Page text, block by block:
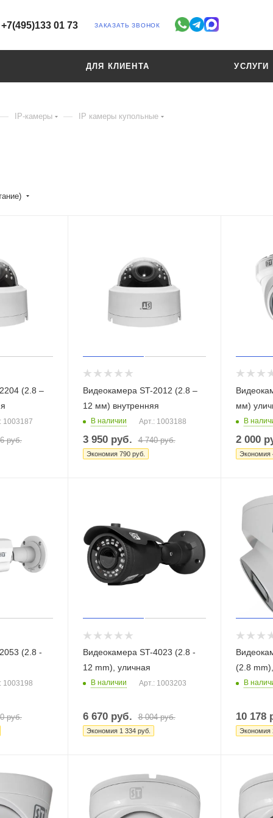
+7(495)133 01 73 ЗАКАЗАТЬ ЗВОНОК
ДЛЯ КЛИЕНТА УСЛУГИ
— IP-камеры — IP камеры купольные
(2.8 –
1003187
руб.
Видеокамера ST-2012 (2.8 –
12 мм) внутренняя
В наличии Арт.: 1003188
3 950руб. 4 740руб.
Экономия 790руб.
мм)
В
2 000
Экономия
(2.8 -
1003198
руб.
Видеокамера ST-4023 (2.8 -
12 mm), уличная
В наличии Арт.: 1003203
6 670руб. 8 004руб.
Экономия 1 334руб.
(2.8
В
10 178
Экономия